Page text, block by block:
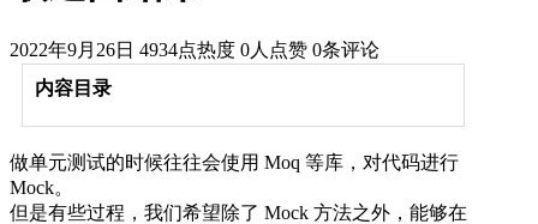
2022年9月26日 4934点热度 0人点赞 0条评论
内容目录
做单元测试的时候往往会使用 Moq 等库，对代码进行
Mock。
但是有些过程，我们希望除了 Mock 方法之外，能够在